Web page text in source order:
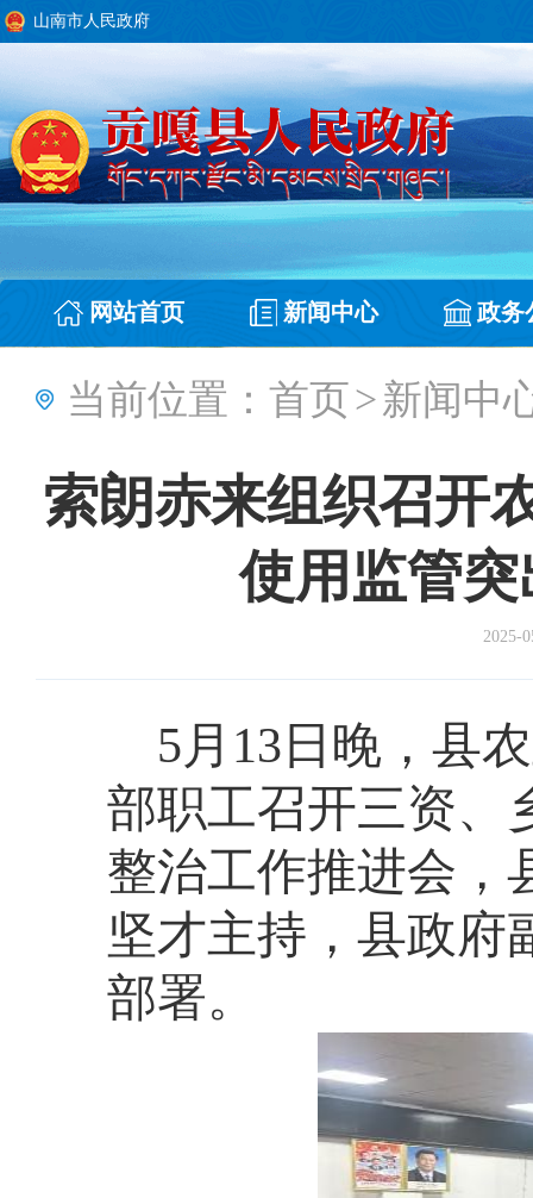
山南市人民政府
网站首页 新闻中心 政务
当前位置： 首页>新闻中
索朗赤来组织召开
使用监管
2025-
5月13日晚，县
部职工召开三资、
整治工作推进会，
坚才主持，县政府
部署。